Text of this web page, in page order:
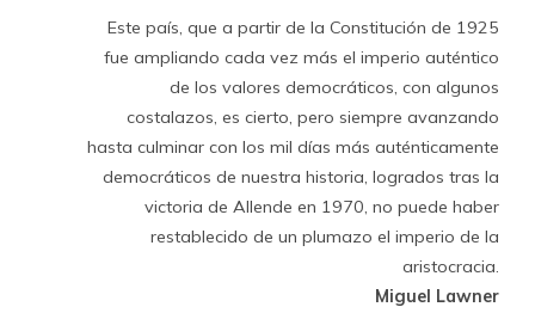
Este país, que a partir de la Constitución de 1925
fue ampliando cada vez más el imperio auténtico
de los valores democráticos, con algunos
costalazos, es cierto, pero siempre avanzando
hasta culminar con los mil días más auténticamente
democráticos de nuestra historia, logrados tras la
victoria de Allende en 1970, no puede haber
restablecido de un plumazo el imperio de la
aristocracia.
Miguel Lawner